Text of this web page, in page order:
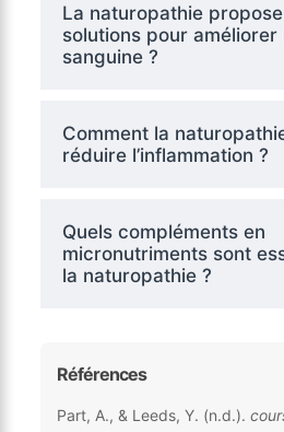
La naturopathie
solutions pour
sanguine ?
Comment la
réduire l’inflammation ?
Quels compléments en
micronutriments sont
la naturopathie ?
Références
Part, A., & Leeds, Y. (n.d.).